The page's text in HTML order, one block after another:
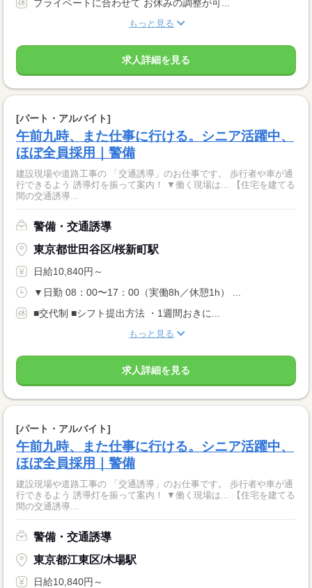
プライベートに合わせて お休みの調整が可...
もっと見る
求人詳細を見る
[パート・アルバイト]
午前九時、また仕事に行ける。シニア活躍中、
ほぼ全員採用｜警備
建設現場や道路工事の 「交通誘導」のお仕事です。 歩行者や車が通
行できるよう 誘導灯を振って案内！ ▼働く現場は... 【住宅を建てる
間の交通誘導...
警備・交通誘導
東京都世田谷区/桜新町駅
日給10,840円～
▼日勤 08：00〜17：00（実働8h／休憩1h） ...
■交代制 ■シフト提出方法 ・1週間おきに...
もっと見る
求人詳細を見る
[パート・アルバイト]
午前九時、また仕事に行ける。シニア活躍中、
ほぼ全員採用｜警備
建設現場や道路工事の 「交通誘導」のお仕事です。 歩行者や車が通
行できるよう 誘導灯を振って案内！ ▼働く現場は... 【住宅を建てる
間の交通誘導...
警備・交通誘導
東京都江東区/木場駅
日給10,840円～